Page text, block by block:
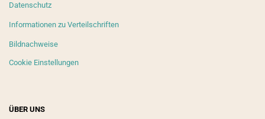
Datenschutz
Informationen zu Verteilschriften
Bildnachweise
Cookie Einstellungen
ÜBER UNS